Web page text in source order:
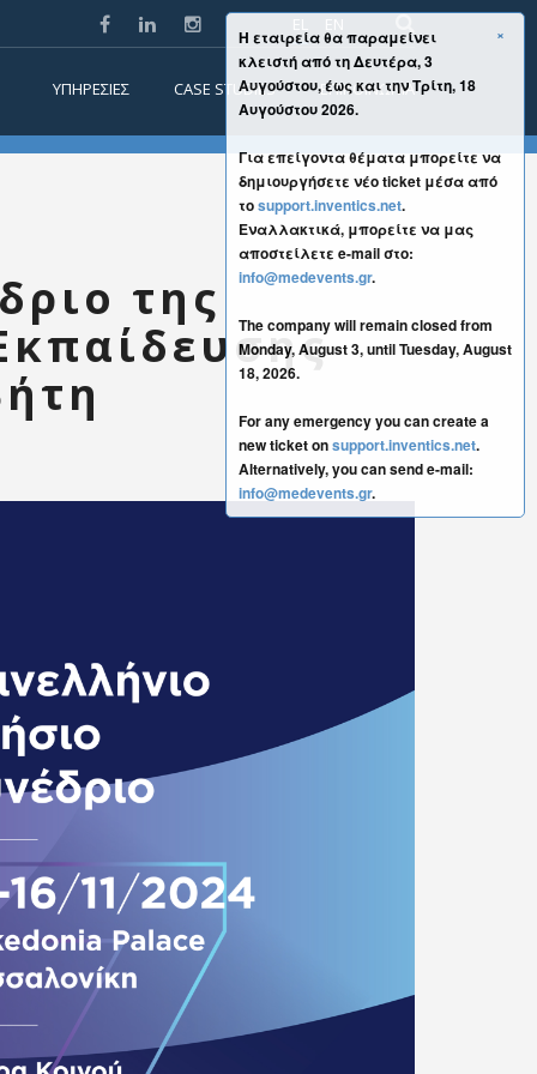
ΥΠΗΡΕΣΙΕΣ CASE STUDIES ΕΠΙΚΟΙΝΩΝΙΑ
EL EN
της
×
Η εταιρεία θα παραμείνει
κλειστή από τη Δευτέρα, 3
Αυγούστου, έως και την Τρίτη, 18
Αυγούστου 2026.
Για επείγοντα θέματα μπορείτε να
δημιουργήσετε νέο ticket μέσα από
τοsupport.inventics.net.
Εναλλακτικά, μπορείτε να μας
αποστείλετε e-mail στο:
info@medevents.gr.
The company will remain closed from
Monday, August 3, until Tuesday, August
18, 2026.
For any emergency you can create a
new ticket onsupport.inventics.net.
Alternatively, you can send e-mail:
info@medevents.gr.